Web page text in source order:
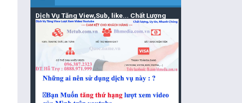
Dịch Vụ Tăng View,Sub, like... Chất Lượng